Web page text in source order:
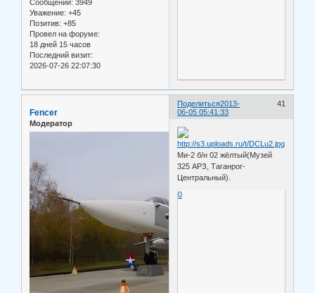
Сообщений: 3949
Уважение: +45
Позитив: +85
Провел на форуме:
18 дней 15 часов
Последний визит:
2026-07-26 22:07:30
Поделиться 41
2013-
06-05 05:41:33
Fencer
Модератор
Ми-2 б/н 02 жёлтый(Музей
325 АРЗ, Таганрог-
Центральный).
0